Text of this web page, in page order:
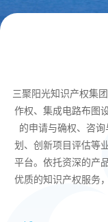
三聚阳光知识产权集
作权、集成电路布图
的申请与确权、咨
划、创新项目评估等
平台。依托资深的产
优质的知识产权服务